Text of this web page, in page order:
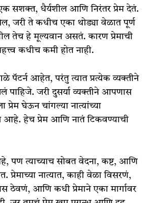
सशक्त, धैर्यशील आणि निरंतर प्रेम देतं.
जरी ते कधीच एका थोड्या वेळात पूर्ण
तेच हे मूल्यवान असतं. कारण प्रेमाची
कधीच कमी होत नाही.
पॅटर्न आहेत, परंतु त्यात प्रत्येक व्यक्तीने
पाहिजे. जरी दुसर्या व्यक्तीने आपणास
प्रेम घेऊन चांगल्या नात्यांच्या
आहे. हेच प्रेम आणि नातं टिकवण्याची
पण त्याच्याच सोबत वेदना, कष्ट, आणि
प्रेमाच्या नात्यात, काही वेळा विसरणं,
ठेवणं, आणि कधी प्रेमाने एका मार्गावर